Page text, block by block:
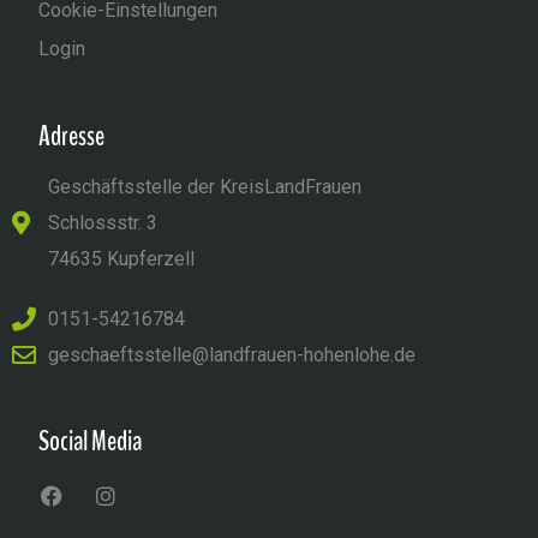
Cookie-Einstellungen
Login
Adresse
Geschäftsstelle der KreisLandFrauen
Schlossstr. 3
74635 Kupferzell
0151-54216784
geschaeftsstelle@landfrauen-hohenlohe.de
Social Media